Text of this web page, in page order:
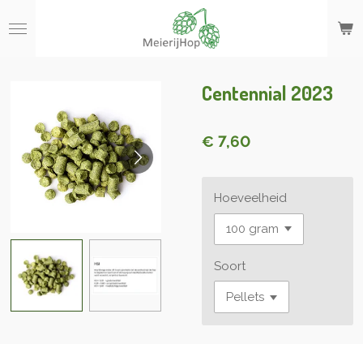
direct
Centennial 2023
€ 7,60
Hoeveelheid
Soort